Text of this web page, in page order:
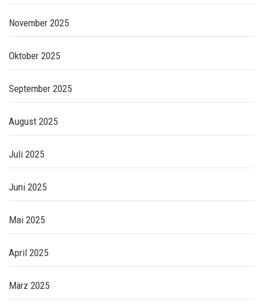
November 2025
Oktober 2025
September 2025
August 2025
Juli 2025
Juni 2025
Mai 2025
April 2025
März 2025